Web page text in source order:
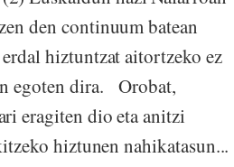
den continuum batean
hiztuntzat aitortzeko ez
egoten dira. Orobat,
eragiten dio eta anitzi
hiztunen nahikatasun...